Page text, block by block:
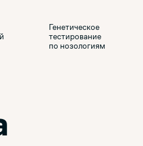
Генетическое
тестирование
пo нозологиям